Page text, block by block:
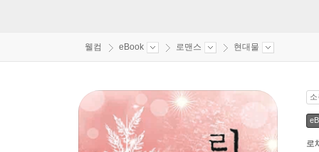
웰컴 eBook 로맨스 현대물
로